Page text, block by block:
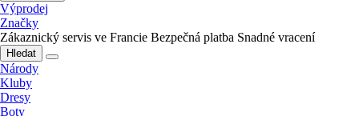
Výprodej
Značky
Zákaznický servis ve Francie Bezpečná platba Snadné vracení
Hledat
Národy
Kluby
Dresy
Boty